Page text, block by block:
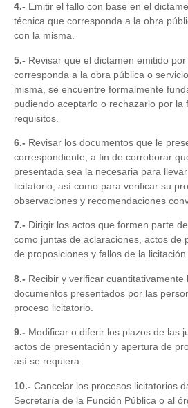
4.- Emitir el fallo con base en el
técnica que corresponda a la obra
con la misma.
5.- Revisar que el dictamen emitido
corresponda a la obra pública o
misma, se encuentre formalmente
pudiendo aceptarlo o rechazarlo por la
requisitos.
6.- Revisar los documentos que le
correspondiente, a fin de corroborar
presentada sea la necesaria para
licitatorio, así como para verificar su
observaciones y recomendaciones
7.- Dirigir los actos que formen parte
como juntas de aclaraciones, actos de
de proposiciones y fallos de la licitación.
8.- Recibir y verificar cuantitativamente
documentos presentados por las
proceso licitatorio.
9.- Modificar o diferir los plazos de las
actos de presentación y apertura de
así se requiera.
10.- Cancelar los procesos licitatorios
Secretaría de la Función Pública o al